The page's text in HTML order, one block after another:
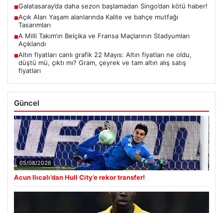
■Galatasaray’da daha sezon başlamadan Singo’dan kötü haber!
■Açık Alan Yaşam alanlarında Kalite ve bahçe mutfağı
Tasarımları
■A Milli Takım’ın Belçika ve Fransa Maçlarının Stadyumları
Açıklandı
■Altın fiyatları canlı grafik 22 Mayıs: Altın fiyatları ne oldu,
düştü mü, çıktı mı? Gram, çeyrek ve tam altın alış satış
fiyatları
Güncel
05/08/2026
Acun Ilıcalı’dan Hull City’e rekor transfer!